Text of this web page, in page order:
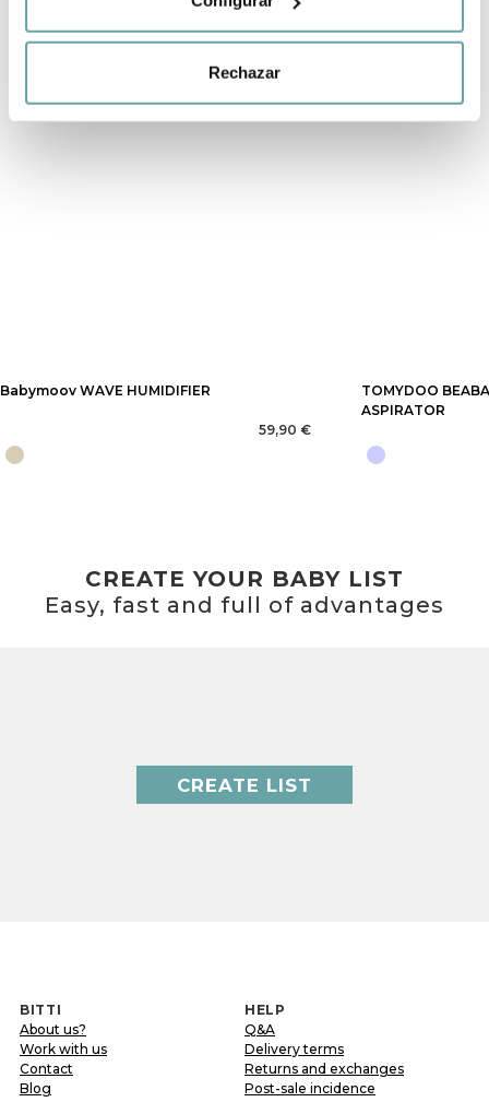
Rechazar
Babymoov WAVE HUMIDIFIER
59,90 €
TOMYDOO
ASPIRATOR
CREATE YOUR BABY LIST
Easy, fast and full of advantages
CREATE LIST
BITTI
About us?
Work with us
Contact
Blog
HELP
Q&A
Delivery terms
Returns and exchanges
Post-sale incidence